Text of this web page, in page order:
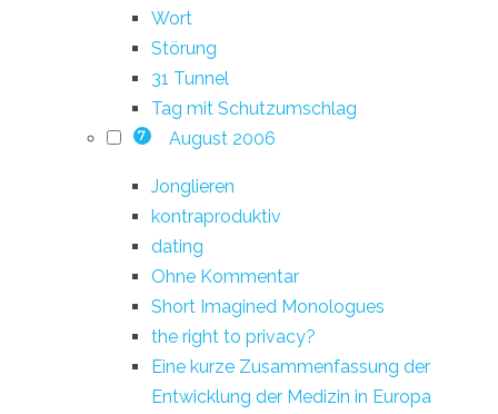
Wort
Störung
31 Tunnel
Tag mit Schutzumschlag
7 August 2006
Jonglieren
kontraproduktiv
dating
Ohne Kommentar
Short Imagined Monologues
the right to privacy?
Eine kurze Zusammenfassung der
Entwicklung der Medizin in Europa